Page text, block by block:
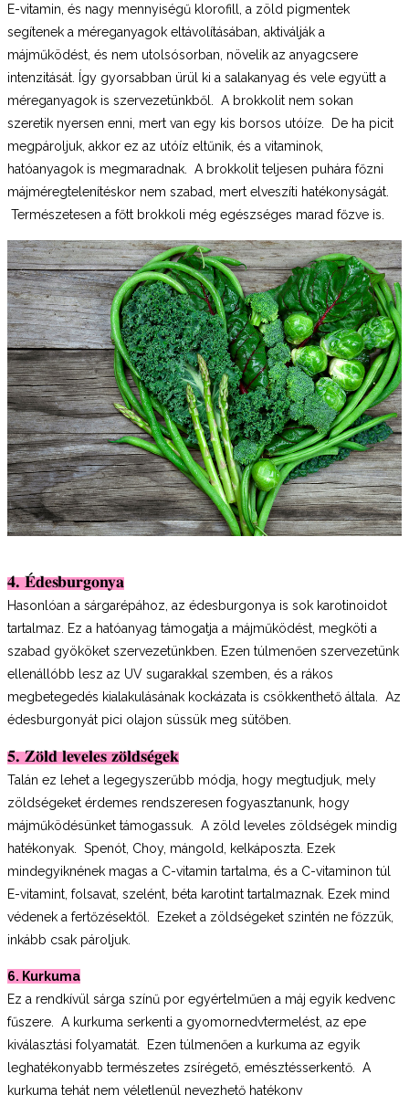
E-vitamin, és nagy mennyiségű klorofill, a zöld pigmentek
segítenek a méreganyagok eltávolításában, aktiválják a
májműködést, és nem utolsósorban, növelik az anyagcsere
intenzitását. Így gyorsabban ürül ki a salakanyag és vele együtt a
méreganyagok is szervezetünkből. A brokkolit nem sokan
szeretik nyersen enni, mert van egy kis borsos utóíze. De ha picit
megpároljuk, akkor ez az utóíz eltűnik, és a vitaminok,
hatóanyagok is megmaradnak. A brokkolit teljesen puhára főzni
májméregtelenítéskor nem szabad, mert elveszíti hatékonyságát.
Természetesen a főtt brokkoli még egészséges marad főzve is.
4. Édesburgonya
Hasonlóan a sárgarépához, az édesburgonya is sok karotinoidot
tartalmaz. Ez a hatóanyag támogatja a májműködést, megköti a
szabad gyököket szervezetünkben. Ezen túlmenően szervezetünk
ellenállóbb lesz az UV sugarakkal szemben, és a rákos
megbetegedés kialakulásának kockázata is csökkenthető általa. Az
édesburgonyát pici olajon süssük meg sütőben.
5. Zöld leveles zöldségek
Talán ez lehet a legegyszerűbb módja, hogy megtudjuk, mely
zöldségeket érdemes rendszeresen fogyasztanunk, hogy
májműködésünket támogassuk. A zöld leveles zöldségek mindig
hatékonyak. Spenót, Choy, mángold, kelkáposzta. Ezek
mindegyiknének magas a C-vitamin tartalma, és a C-vitaminon túl
E-vitamint, folsavat, szelént, béta karotint tartalmaznak. Ezek mind
védenek a fertőzésektől. Ezeket a zöldségeket szintén ne főzzük,
inkább csak pároljuk.
6. Kurkuma
Ez a rendkívül sárga színű por egyértelműen a máj egyik kedvenc
fűszere. A kurkuma serkenti a gyomornedvtermelést, az epe
kiválasztási folyamatát. Ezen túlmenően a kurkuma az egyik
leghatékonyabb természetes zsírégető, emésztésserkentő. A
kurkuma tehát nem véletlenül nevezhető hatékony